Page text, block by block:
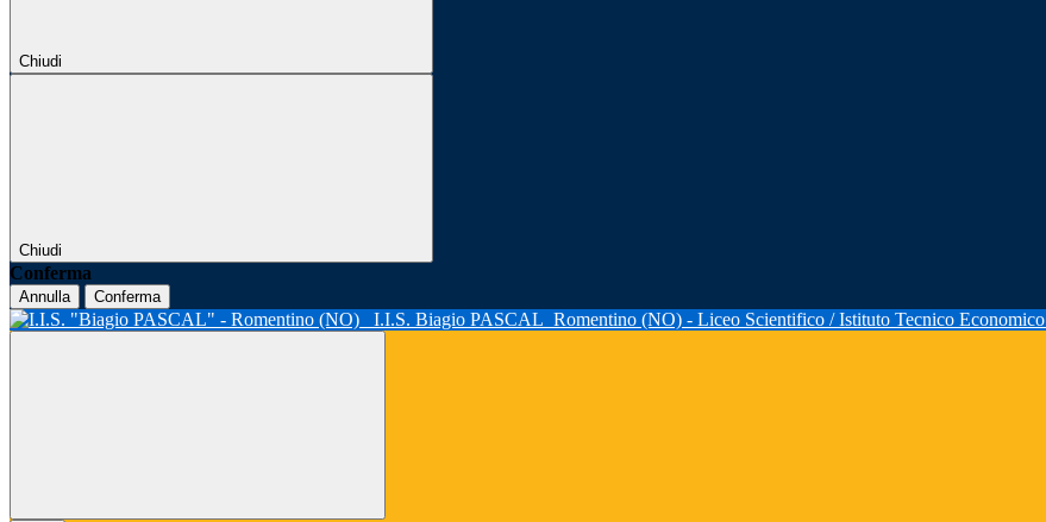
Chiudi
Chiudi
Conferma
Annulla Conferma
I.I.S. Biagio PASCAL Romentino (NO) - Liceo Scientifico / Istituto Tecnico Economico